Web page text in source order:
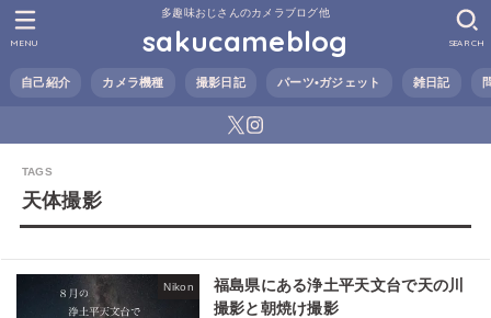
多趣味おじさんのカメラブログ他
sakucameblog
自己紹介 カメラ機種 撮影日記 パーツ•ガジェット 雑日記
SEARCH
MENU
天体撮影
Nikon
福島県にある浄土平天文台で天の川
撮影と朝焼け撮影